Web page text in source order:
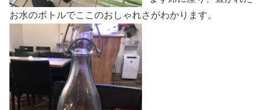
お水のボトルでここのおしゃれさがわかります。